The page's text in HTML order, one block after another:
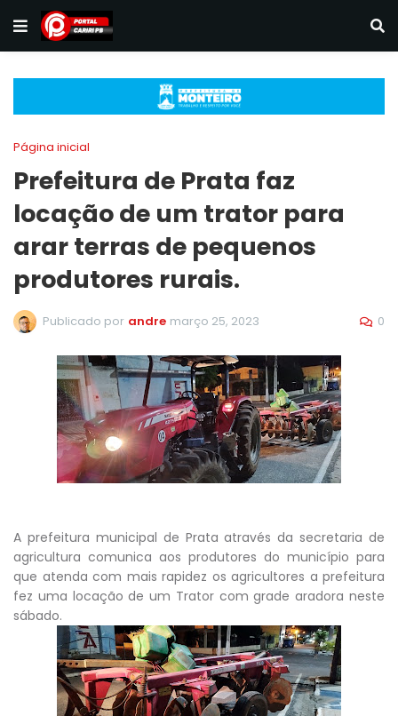
Página inicial
Prefeitura de Prata faz
locação de um trator para
arar terras de pequenos
produtores rurais.
Publicado por andre março 25, 2023 0
A prefeitura municipal de Prata através da secretaria de
agricultura comunica aos produtores do município para
que atenda com mais rapidez os agricultores a prefeitura
fez uma locação de um Trator com grade aradora neste
sábado.